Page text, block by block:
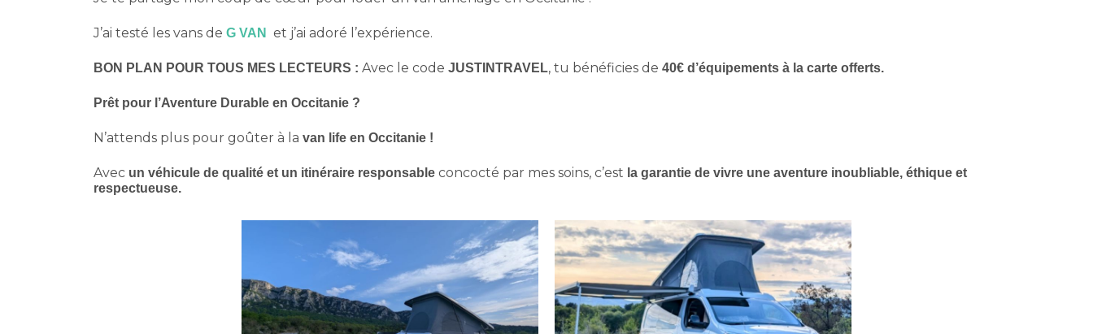
J’ai testé les vans de G VAN et j’ai adoré l’expérience.
BON PLAN POUR TOUS MES LECTEURS : Avec le code JUSTINTRAVEL, tu bénéficies de 40€ d’équipements à la carte offerts.
Prêt pour l’Aventure Durable en Occitanie ?
N’attends plus pour goûter à la van life en Occitanie !
Avec un véhicule de qualité et un itinéraire responsableconcocté par mes soins, c’est la garantie de vivre une aventure inoubliable, éthique et
respectueuse.